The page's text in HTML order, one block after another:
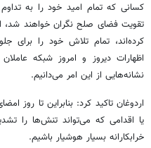
کسانی که تمام امید خود را به
تقویت فضای صلح نگران خواهند شد،
کرده‌اند، تمام تلاش خود را برای
اظهارات دیروز و امروز شبکه
نشانه‌هایی از این امر می‌دانیم.
اردوغان تاکید کرد: بنابراین تا روز
یا اقدامی که می‌تواند تنش‌ها را
خرابکارانه بسیار هوشیار باشیم.